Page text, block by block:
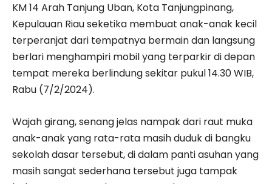
KM 14 Arah Tanjung Uban, Kota Tanjungpinang,
Kepulauan Riau seketika membuat anak-anak kecil
terperanjat dari tempatnya bermain dan langsung
berlari menghampiri mobil yang terparkir di depan
tempat mereka berlindung sekitar pukul 14.30 WIB,
Rabu (7/2/2024).
Wajah girang, senang jelas nampak dari raut muka
anak-anak yang rata-rata masih duduk di bangku
sekolah dasar tersebut, di dalam panti asuhan yang
masih sangat sederhana tersebut juga tampak